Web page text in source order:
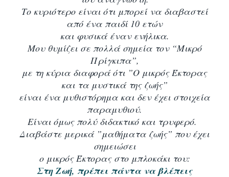
Το κυριότερο είναι ότι μπορεί να διαβαστεί
από ένα παιδί 10 ετών
και φυσικά έναν ενήλικα.
Μου θυμίζει σε πολλά σημεία τον “Μικρό
Πρίγκιπα”,
με τη κύρια διαφορά ότι ”Ο μικρός Έκτορας
και τα μυστικά της ζωής”
είναι ένα μυθιστόρημα και δεν έχει στοιχεία
παραμυθιού.
Είναι όμως πολύ διδακτικό και τρυφερό.
Διαβάστε μερικά ”μαθήματα ζωής” που έχει
σημειώσει
ο μικρός Έκτορας στο μπλοκάκι του:
Στη Ζωή, πρέπει πάντα να βλέπεις